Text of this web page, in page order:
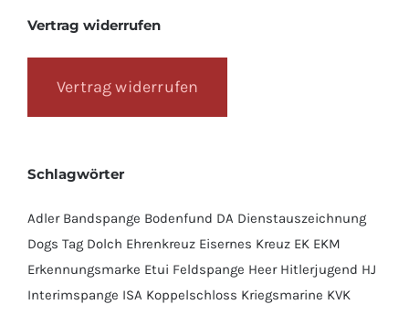
Vertrag widerrufen
Vertrag widerrufen
Schlagwörter
Adler Bandspange Bodenfund DA Dienstauszeichnung
Dogs Tag Dolch Ehrenkreuz Eisernes Kreuz EK EKM
Erkennungsmarke Etui Feldspange Heer Hitlerjugend HJ
Interimspange ISA Koppelschloss Kriegsmarine KVK